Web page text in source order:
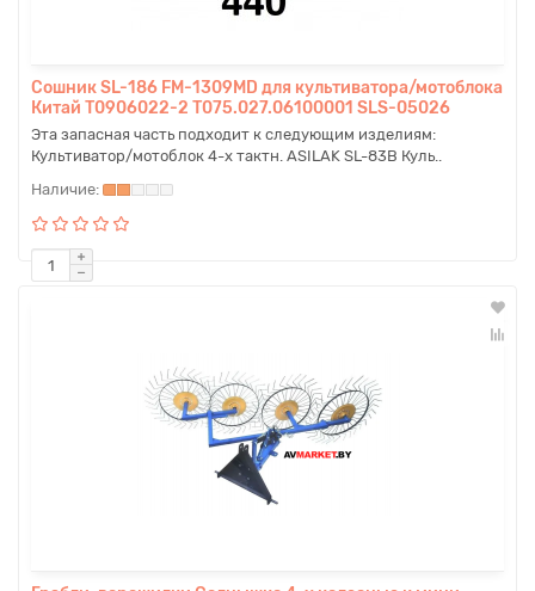
Сошник SL-186 FM-1309MD для культиватора/мотоблока
Китай T0906022-2 T075.027.06100001 SLS-05026
Эта запасная часть подходит к следующим изделиям:
Культиватор/мотоблок 4-х тактн. ASILAK SL-83B Куль..